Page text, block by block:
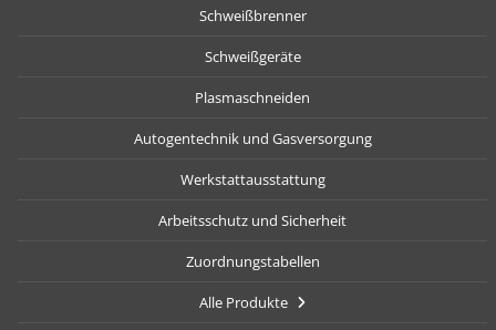
Schweißbrenner
Schweißgeräte
Plasmaschneiden
Autogentechnik und Gasversorgung
Werkstattausstattung
Arbeitsschutz und Sicherheit
Zuordnungstabellen
Alle Produkte